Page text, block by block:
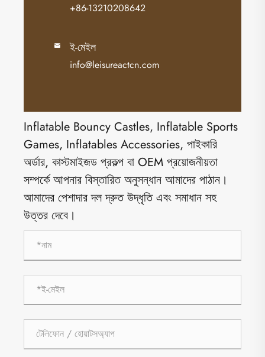
+86-13210208642
 ই-মেইল
info@leisureactcn.com
Inflatable Bouncy Castles, Inflatable Sports
Games, Inflatables Accessories, পাইকারি
অর্ডার, কাস্টমাইজড প্রকল্প বা OEM প্রয়োজনীয়তা
সম্পর্কে আপনার বিস্তারিত অনুসন্ধান আমাদের পাঠান।
আমাদের পেশাদার দল দ্রুত উদ্ধৃতি এবং সমাধান সহ
উত্তর দেবে।